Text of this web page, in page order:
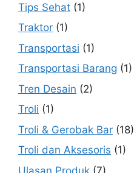
Tips Sehat (1)
Traktor (1)
Transportasi (1)
Transportasi Barang (1)
Tren Desain (2)
Troli (1)
Troli & Gerobak Bar (18)
Troli dan Aksesoris (1)
Ulasan Produk (7)